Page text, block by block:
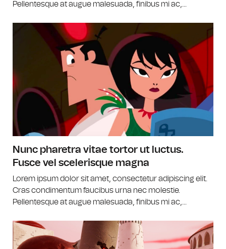
Pellentesque at augue malesuada, finibus mi ac,...
Nunc pharetra vitae tortor ut luctus.
Fusce vel scelerisque magna
Lorem ipsum dolor sit amet, consectetur adipiscing elit.
Cras condimentum faucibus urna nec molestie.
Pellentesque at augue malesuada, finibus mi ac,...